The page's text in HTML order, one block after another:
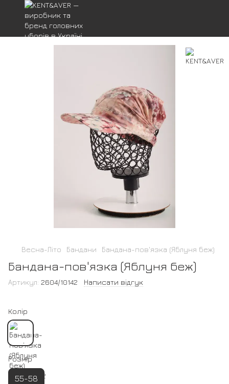
Весна-Літо Бандани Бандана-пов'язка (Яблуня беж)
Бандана-пов'язка (Яблуня беж)
Артикул: 2604/10142 Написати відгук
Колір
Розмір
55-58